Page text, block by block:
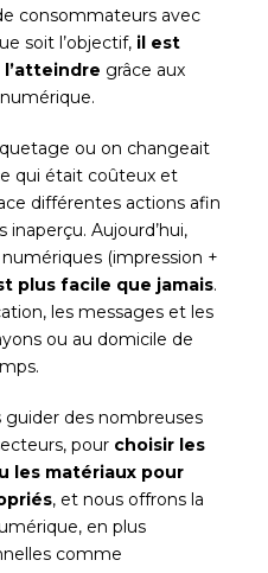
consommateurs avec
soit l’objectif, il est
grâce aux
ou on changeait
qui était coûteux et
différentes actions afin
Aujourd’hui,
(impression +
plus facile que jamais.
les messages et les
ou au domicile de
guider des nombreuses
pour choisir les
les matériaux pour
, et nous offrons la
en plus
comme